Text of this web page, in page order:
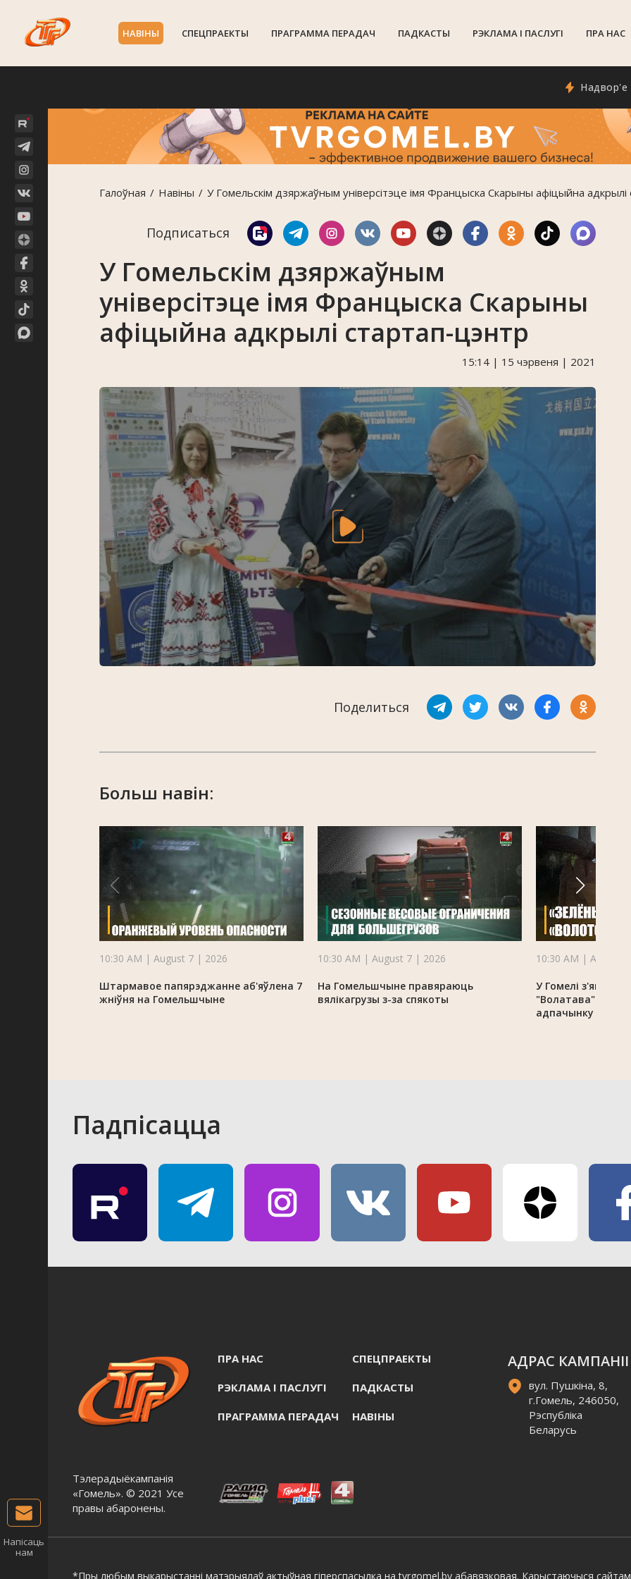
НАВIНЫ СПЕЦПРАЕКТЫ ПРАГРАММА ПЕРАДАЧ ПАДКАСТЫ РЭКЛАМА I ПАСЛУГI ПРА НАС
Надвор'е ў
Галоўная Навiны У Гомельскім дзяржаўным універсітэце імя Францыска Скарыны афіцыйна адкрылі
Подписаться
У Гомельскім дзяржаўным
універсітэце імя Францыска Скарыны
афіцыйна адкрылі стартап-цэнтр
15:14 | 15 чэрвеня | 2021
Поделиться
Больш навін:
10:30 AM | August 7 | 2026
Штармавое папярэджанне аб'яўлена 7
жніўня на Гомельшчыне
10:30 AM | August 7 | 2026
На Гомельшчыне правяраюць
вялікагрузы з-за спякоты
10:30 AM | August 7
У Гомелі з'явіўся
"Волатава"" -
адпачынку
Падпісацца
Тэлерадыёкампанія
«Гомель». © 2021 Усе
правы абаронены.
ПРА НАС СПЕЦПРАЕКТЫ
РЭКЛАМА I ПАСЛУГI ПАДКАСТЫ
ПРАГРАММА ПЕРАДАЧ НАВIНЫ
АДРАС КАМПАНІІ
вул. Пушкіна, 8,
г.Гомель, 246050,
Рэспубліка
Беларусь
*Пры любым выкарыстанні матэрыялаў актыўная гіперспасылка на tvrgomel.by абавязковая. Карыстаючыся
Напісаць
нам